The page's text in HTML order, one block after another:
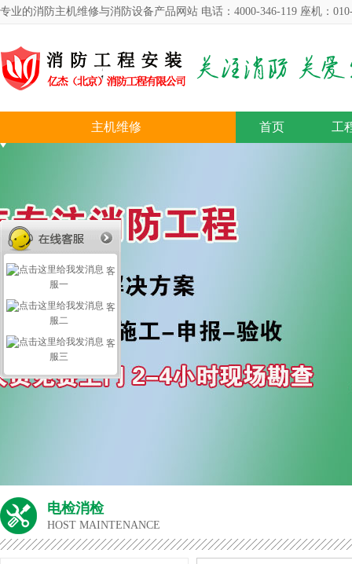
专业的消防主机维修与消防设备产品网站 电话：4000-346-119 座机：
主机维修 首页 工
电检消检
HOST MAINTENANCE
客
服一
客
服二
客
服三